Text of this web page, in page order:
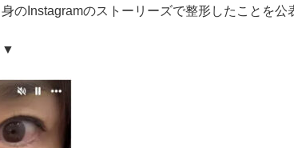
のInstagramのストーリーズで整形したことを公
▼